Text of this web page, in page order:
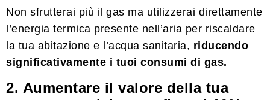
Non sfrutterai più il gas ma utilizzerai direttamente
l’energia termica presente nell’aria per riscaldare
la tua abitazione e l’acqua sanitaria, riducendo
significativamente i tuoi consumi di gas.
2. Aumentare il valore della tua